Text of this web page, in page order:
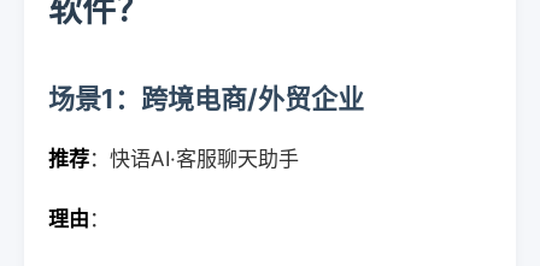
软件？
场景1：跨境电商/外贸企业
推荐：快语AI·客服聊天助手
理由 ：